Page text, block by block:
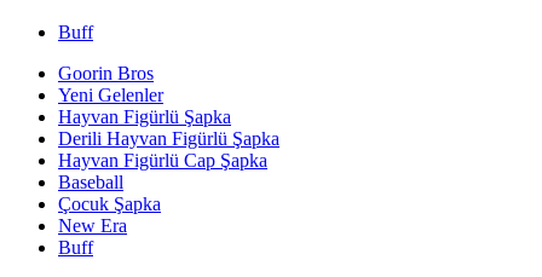
Buff
Goorin Bros
Yeni Gelenler
Hayvan Figürlü Şapka
Derili Hayvan Figürlü Şapka
Hayvan Figürlü Cap Şapka
Baseball
Çocuk Şapka
New Era
Buff